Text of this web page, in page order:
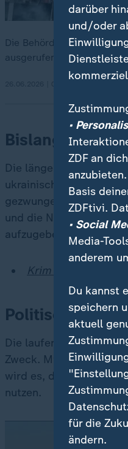
Die Behörden auf der von
ausgerufen. Die Ukraine
Bislang
Die länger angelegte
ukrainische Angriffe
gezwungen, ihre noch
und die Nutzung der
aufzugeben.
Krim
Politischer und
Die laufenden
Zweck. Militärisch gilt:
wird es, die Krim als
nutzen.
darüber
und/oder
•
ZDF an
Basis
ZDFtivi.
• Social
Media-
anderem
Du kannst
speichern
aktuell
für die
ändern.